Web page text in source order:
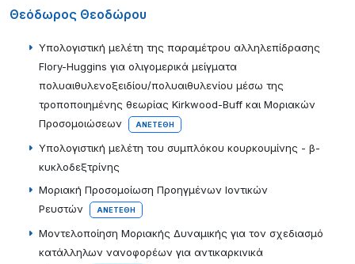
Θεόδωρος Θεοδώρου
Υπολογιστική μελέτη της παραμέτρου αλληλεπίδρασης
Flory-Huggins για ολιγομερικά μείγματα
πολυαιθυλενοξειδίου/πολυαιθυλενίου μέσω της
τροποποιημένης θεωρίας Kirkwood-Buff και Μοριακών
Προσομοιώσεων
ΑΝΕΤΈΘΗ
Υπολογιστική μελέτη του συμπλόκου κουρκουμίνης - β-
κυκλοδεξτρίνης
Μοριακή Προσομοίωση Προηγμένων Ιοντικών
Ρευστών
ΑΝΕΤΈΘΗ
Μοντελοποίηση Μοριακής Δυναμικής για τον σχεδιασμό
κατάλληλων νανοφορέων για αντικαρκινικά